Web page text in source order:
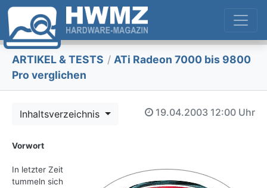
ARTIKEL & TESTS / ATi Radeon 7000 bis 9800
Pro verglichen
Inhaltsverzeichnis 19.04.2003 12:00 Uhr
Vorwort
In letzter Zeit
tummeln sich